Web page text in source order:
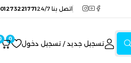
اتصل بنا 24/7 01273221771
تسجيل جديد / تسجيل دخول
0